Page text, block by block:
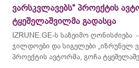
ვარსკვლავებს“ პროექტის
ტყეშელაშვილმა გადასცა
IZRUNE.GE-ს საზეიმო ღონისძიება
ჯილდოები და სიგელები „იზრუნელ
პროექტის ავტორმა, გოჩა